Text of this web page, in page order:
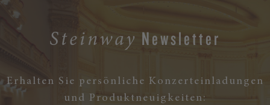
Steinway Newsletter
Erhalten Sie persönliche Konzerteinladungen
und Produktneuigkeiten: